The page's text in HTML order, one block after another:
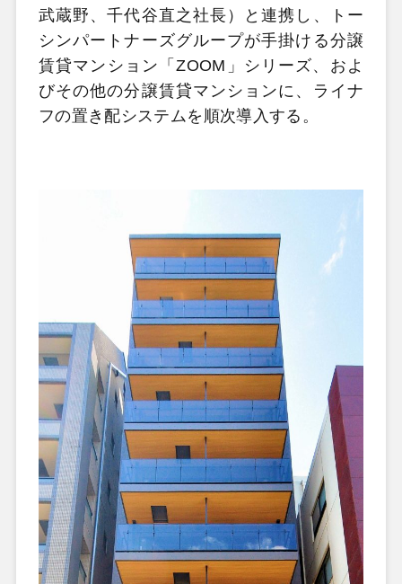
武蔵野、千代谷直之社長）と連携し、トー
シンパートナーズグループが手掛ける分譲
賃貸マンション「ZOOM」シリーズ、およ
びその他の分譲賃貸マンションに、ライナ
フの置き配システムを順次導入する。